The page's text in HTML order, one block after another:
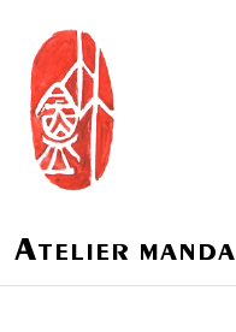
ATELIER MANDA